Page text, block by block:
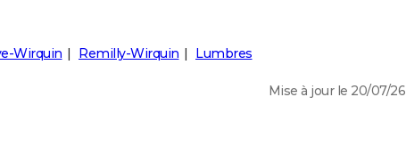
Wirquin Remilly-Wirquin Lumbres
Mise à jour le 20/07/26